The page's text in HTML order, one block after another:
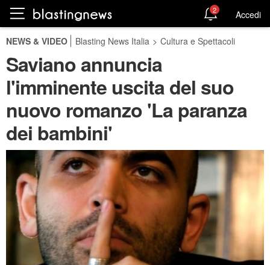
2 Accedi
NEWS & VIDEO Blasting News Italia > Cultura e Spettacoli
Saviano annuncia
l'imminente uscita del suo
nuovo romanzo 'La paranza
dei bambini'